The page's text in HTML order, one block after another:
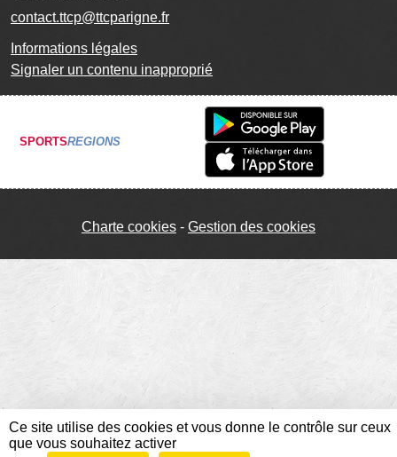
contact.ttcp@ttcparigne.fr
Informations légales
Signaler un contenu inapproprié
SPORTSREGIONS
Charte cookies Gestion des cookies
Ce site utilise des cookies et vous donne le contrôle sur ceux
que vous souhaitez activer